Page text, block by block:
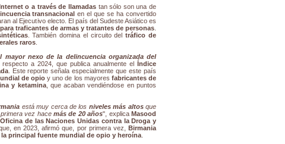
o a través de llamadastan sólo son una de
transnacional en el que se ha convertido
al Ejecutivo electo. El país del Sudeste Asiático es
traficantes de armas y tratantes de personas
. También domina el circuito deltráfico de
raros
mayor nexo de la delincuencia organizada del
respecto a 2024, que publica anualmente el Índice
. Este reporte señala especialmente que este país
de opio y uno de los mayores fabricantes de
y ketamina, que acaban vendiéndose en puntos
está muy cerca de los niveles más altosque
vez hace más de 20 años", explicaMasood
Oficina de las Naciones Unidas contra la Droga y
en 2023, afirmó que, por primera vez,Birmania
principal fuente mundial de opio y heroína